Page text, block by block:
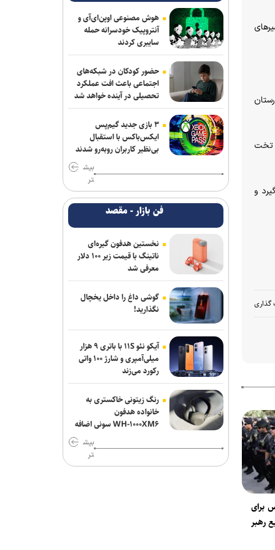
وی در پایان با اشاره به ظرفیت بیمارستان‌های صحرایی اظهار کرد: هر یک از بیمارستان‌های صحرایی دارای ۱۰۰ تخت بستری به همراه ۵۰ تخت
و
گذاری
پلیس برای
رهبر
برگزاری امتحانات نهایی معوق در ۴ استان
جنوبی کشور
۷کشته و مصدوم در تصادف مرگبار پژو
پارس و ساینا در اصفهان
روایت کولیوند از خدمات هلال احمر در
اربعین حسینی
پرداخت مطالبات بازنشستگان در اولویت
تأمین اجتماعی است
جزئیات ثبت ادعا، تهیه نقشه UTM و ارائه
مادر سند اعلام شد
تردد روان در تمامی محورهای شمالی و
مسیرهای مرزهای اربعین
کشف بقایای انسانی در ارتفاعات شمیرانات
۳ سانحه مرگبار طی یک هفته در
بزرگراه‌های تهران؛ هشدار دوباره به رانندگان
و عابران
هوش مصنوعی اوپن‌ای‌آی و
آنتروپیک خودسرانه حمله
سایبری کردند
حضور کودکان در شبکه‌های
اجتماعی باعث افت عملکرد
تحصیلی در آینده خواهد شد
۳ بازی جدید گیم‌پس
ایکس‌باکس با استقبال
بی‌نظیر کاربران روبه‌رو شدند
بیش
تر
فن بازار - مقصد
نخستین هدفون گیره‌ای
ناتینگ با قیمت زیر ۱۰۰ دلار
معرفی شد
گوشی داغ را داخل یخچال
نگذارید!
آیکو نئو ۱۱S با باتری ۹ هزار
میلی‌آمپری و شارژ ۱۰۰ واتی
رکورد می‌زند
رنگ زیتونی خاکستری به
خانواده هدفون
WH-۱۰۰۰XM۶ سونی اضافه
بیش
تر